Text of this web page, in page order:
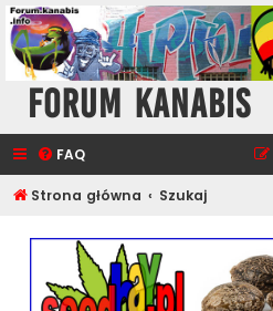
Forum Kanabis
FAQ
Strona główna Szukaj